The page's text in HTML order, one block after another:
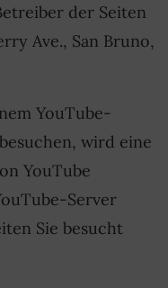
der Seiten
Ave., San Bruno,
YouTube-
wird eine
YouTube
Server
Sie besucht